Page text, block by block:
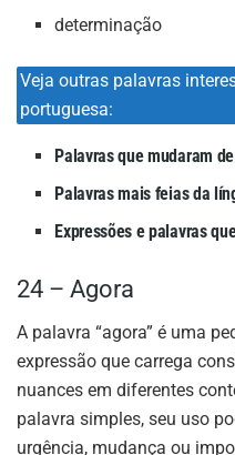
determinação
Veja outras palavras
portuguesa:
Palavras que mudaram
Palavras mais feias da
Expressões e palavras
24 – Agora
A palavra “agora” é uma
expressão que carrega
nuances em diferentes
palavra simples, seu uso
urgência, mudança ou